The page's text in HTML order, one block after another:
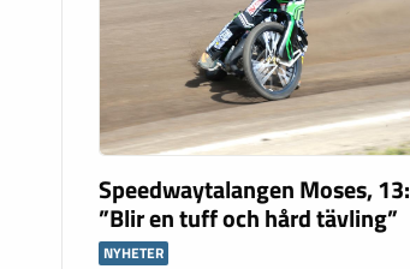
Speedwaytalangen Moses, 13:
”Blir en tuff och hård tävling”
NYHETER